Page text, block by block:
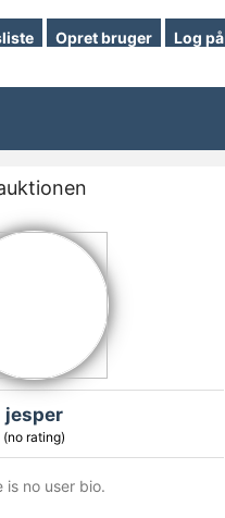
Opret bruger Log på
jesper
(no rating)
is no user bio.